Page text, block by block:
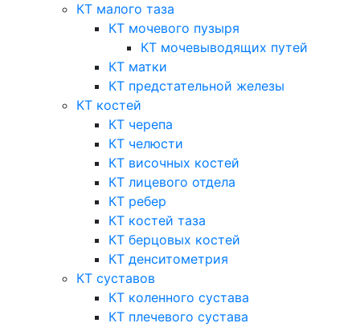
КТ малого таза
КТ мочевого пузыря
КТ мочевыводящих путей
КТ матки
КТ предстательной железы
КТ костей
КТ черепа
КТ челюсти
КТ височных костей
КТ лицевого отдела
КТ ребер
КТ костей таза
КТ берцовых костей
КТ денситометрия
КТ суставов
КТ коленного сустава
КТ плечевого сустава